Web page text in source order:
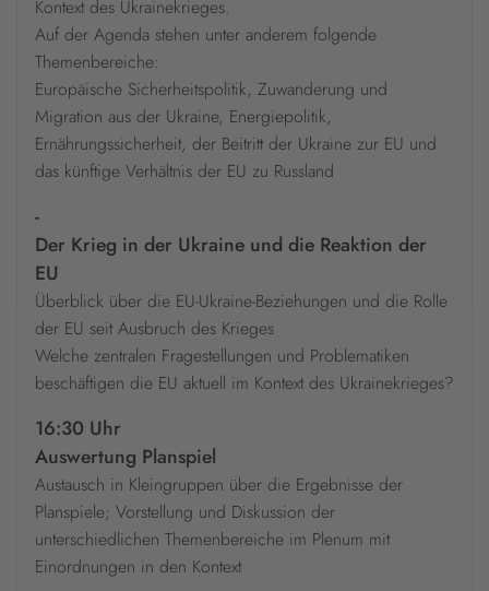
Kontext des Ukrainekrieges.
Auf der Agenda stehen unter anderem folgende
Themenbereiche:
Europäische Sicherheitspolitik, Zuwanderung und
Migration aus der Ukraine, Energiepolitik,
Ernährungssicherheit, der Beitritt der Ukraine zur EU und
das künftige Verhältnis der EU zu Russland
-
Der Krieg in der Ukraine und die Reaktion der
EU
Überblick über die EU-Ukraine-Beziehungen und die Rolle
der EU seit Ausbruch des Krieges
Welche zentralen Fragestellungen und Problematiken
beschäftigen die EU aktuell im Kontext des Ukrainekrieges?
16:30 Uhr
Auswertung Planspiel
Austausch in Kleingruppen über die Ergebnisse der
Planspiele; Vorstellung und Diskussion der
unterschiedlichen Themenbereiche im Plenum mit
Einordnungen in den Kontext